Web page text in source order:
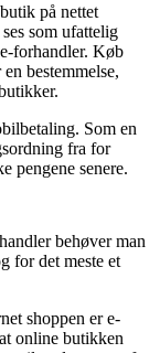
på nettet
som ufattelig
forhandler. Køb
bestemmelse,
Som en
fra for
pengene senere.
behøver man
for det meste et
shoppen er e-
online butikken